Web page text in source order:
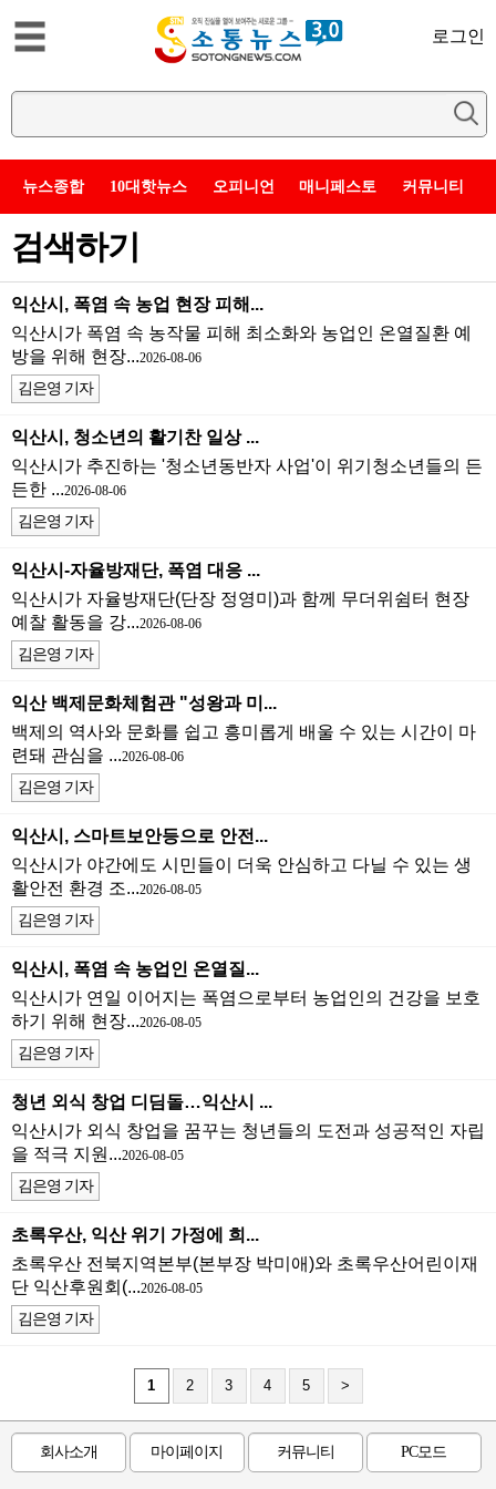
로그인
뉴스종합 10대핫뉴스 오피니언 매니페스토 커뮤니티
검색하기
익산시, 폭염 속 농업 현장 피해...
익산시가 폭염 속 농작물 피해 최소화와 농업인 온열질환 예
방을 위해 현장...2026-08-06
김은영 기자
익산시, 청소년의 활기찬 일상 ...
익산시가 추진하는 '청소년동반자 사업'이 위기청소년들의 든
든한 ...2026-08-06
김은영 기자
익산시-자율방재단, 폭염 대응 ...
익산시가 자율방재단(단장 정영미)과 함께 무더위쉼터 현장
예찰 활동을 강...2026-08-06
김은영 기자
익산 백제문화체험관 "성왕과 미...
백제의 역사와 문화를 쉽고 흥미롭게 배울 수 있는 시간이 마
련돼 관심을 ...2026-08-06
김은영 기자
익산시, 스마트보안등으로 안전...
익산시가 야간에도 시민들이 더욱 안심하고 다닐 수 있는 생
활안전 환경 조...2026-08-05
김은영 기자
익산시, 폭염 속 농업인 온열질...
익산시가 연일 이어지는 폭염으로부터 농업인의 건강을 보호
하기 위해 현장...2026-08-05
김은영 기자
청년 외식 창업 디딤돌…익산시 ...
익산시가 외식 창업을 꿈꾸는 청년들의 도전과 성공적인 자립
을 적극 지원...2026-08-05
김은영 기자
초록우산, 익산 위기 가정에 희...
초록우산 전북지역본부(본부장 박미애)와 초록우산어린이재
단 익산후원회(...2026-08-05
김은영 기자
1 2 3 4 5 >
회사소개 마이페이지 커뮤니티 PC모드